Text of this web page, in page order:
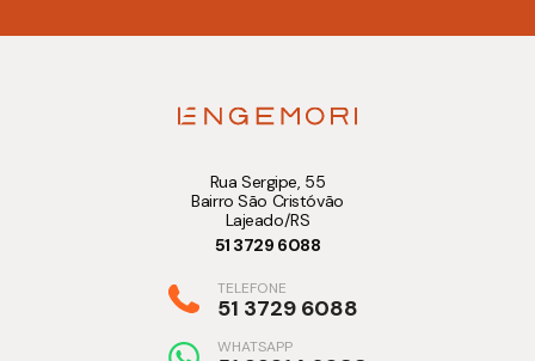
Rua Sergipe, 55
Bairro São Cristóvão
Lajeado/RS
51 3729 6088
TELEFONE
51 3729 6088
WHATSAPP